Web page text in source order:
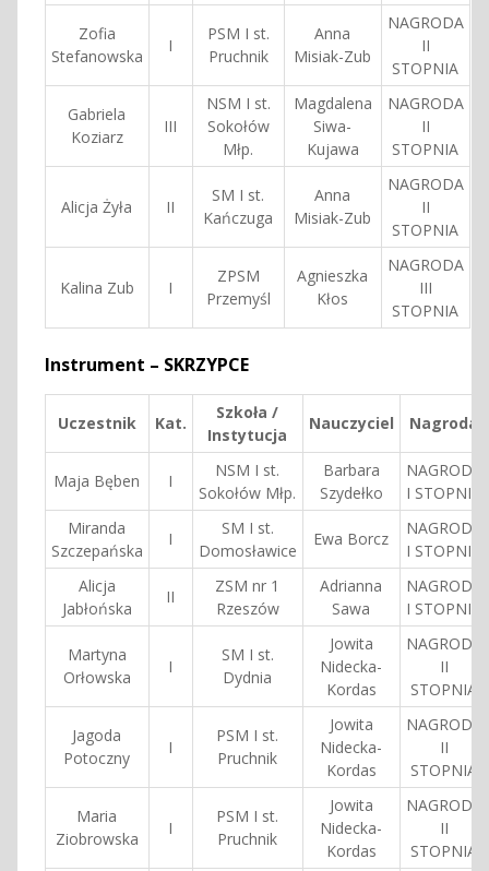
Zofia
Stefanowska
I
PSM I st.
Pruchnik
Anna
Misiak-Zub
NAGRODA
II
STOPNIA
Gabriela
Koziarz
III
NSM I st.
Sokołów
Młp.
Magdalena
Siwa-
Kujawa
NAGRODA
II
STOPNIA
Alicja Żyła II
SM I st.
Kańczuga
Anna
Misiak-Zub
NAGRODA
II
STOPNIA
Kalina Zub I
ZPSM
Przemyśl
Agnieszka
Kłos
NAGRODA
III
STOPNIA
Instrument – SKRZYPCE
Uczestnik Kat.
Szkoła /
Instytucja
Nauczyciel Nagroda
Maja Bęben I
NSM I st.
Sokołów Młp.
Barbara
Szydełko
NAGRODA
I STOPNIA
Miranda
Szczepańska
I
SM I st.
Domosławice
Ewa Borcz
NAGRODA
I STOPNIA
Alicja
Jabłońska
II
ZSM nr 1
Rzeszów
Adrianna
Sawa
NAGRODA
I STOPNIA
Martyna
Orłowska
I
SM I st.
Dydnia
Jowita
Nidecka-
Kordas
NAGRODA
II
STOPNIA
Jagoda
Potoczny
I
PSM I st.
Pruchnik
Jowita
Nidecka-
Kordas
NAGRODA
II
STOPNIA
Maria
Ziobrowska
I
PSM I st.
Pruchnik
Jowita
Nidecka-
Kordas
NAGRODA
II
STOPNIA